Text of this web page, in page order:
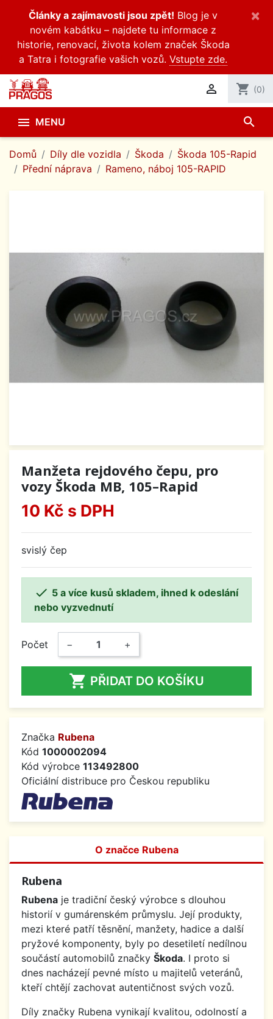
Články a zajímavosti jsou zpět! Blog je v
novém kabátku – najdete tu informace z
historie, renovací, života kolem značek Škoda
a Tatra i fotografie vašich vozů. Vstupte zde.
×
 shopping_cart (0)
 MENU search
Domů Díly dle vozidla Škoda
Škoda 105-Rapid
Přední náprava
Rameno, náboj 105-RAPID
Manžeta rejdového čepu, pro
vozy Škoda MB, 105–Rapid
10 Kč s DPH
svislý čep
 5 a více kusů skladem, ihned k odeslání
nebo vyzvednutí
Počet − +
 PŘIDAT DO KOŠÍKU
Značka Rubena
Kód 1000002094
Kód výrobce 113492800
Oficiální distribuce pro Českou republiku
O značce Rubena
Rubena
Rubena je tradiční český výrobce s dlouhou
historií v gumárenském průmyslu. Její produkty,
mezi které patří těsnění, manžety, hadice a další
pryžové komponenty, byly po desetiletí nedílnou
součástí automobilů značky Škoda. I proto si
dnes nacházejí pevné místo u majitelů veteránů,
kteří chtějí zachovat autentičnost svých vozů.
Díly značky Rubena vynikají kvalitou, odolností a